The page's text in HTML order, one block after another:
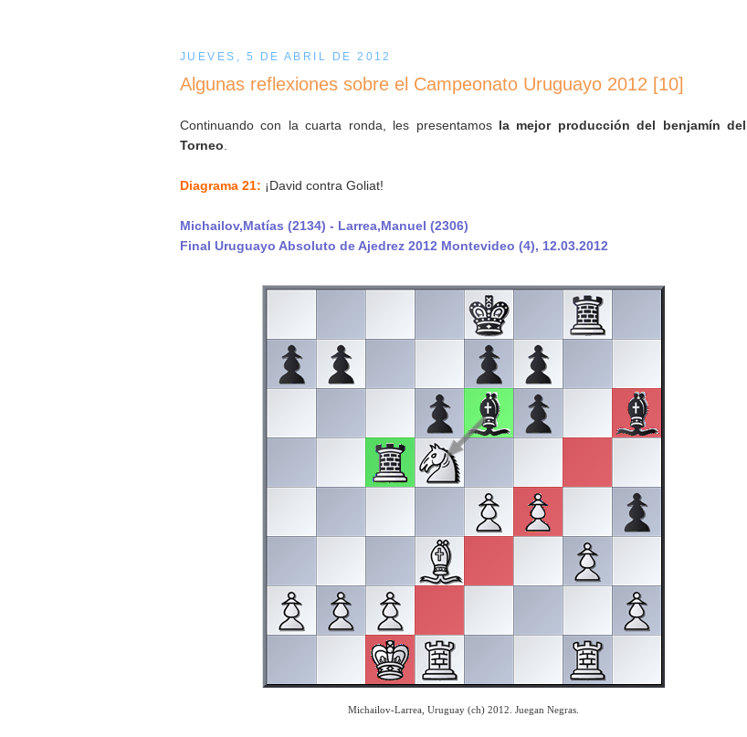
JUEVES, 5 DE ABRIL DE 2012
Algunas reflexiones sobre el Campeonato Uruguayo 2012 [10]
Continuando con la cuarta ronda, les presentamos la mejor producción del
benjamín del
Torneo.
Diagrama 21: ¡David contra Goliat!
Michailov,Matías (2134) - Larrea,Manuel (2306)
Final Uruguayo Absoluto de Ajedrez 2012 Montevideo (4), 12.03.2012
Michailov-Larrea, Uruguay (ch) 2012. Juegan Negras.